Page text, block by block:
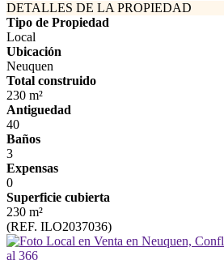
DETALLES DE LA PROPIEDAD
Tipo de Propiedad
Local
Ubicación
Neuquen
Total construido
230 m²
Antiguedad
40
Baños
3
Expensas
0
Superficie cubierta
230 m²
(REF. ILO2037036)